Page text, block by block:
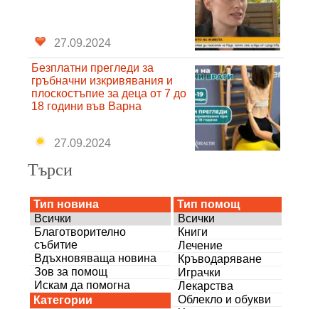
27.09.2024
Безплатни прегледи за
гръбначни изкривявания и
плоскостъпие за деца от 7 до
18 години във Варна
27.09.2024
Търси
Тип новина
Всички
Благотворително
събитие
Вдъхновяваща новина
Зов за помощ
Искам да помогна
Категории
Тип помощ
Всички
Книги
Лечение
Кръводаряване
Играчки
Лекарства
Облекло и обукви